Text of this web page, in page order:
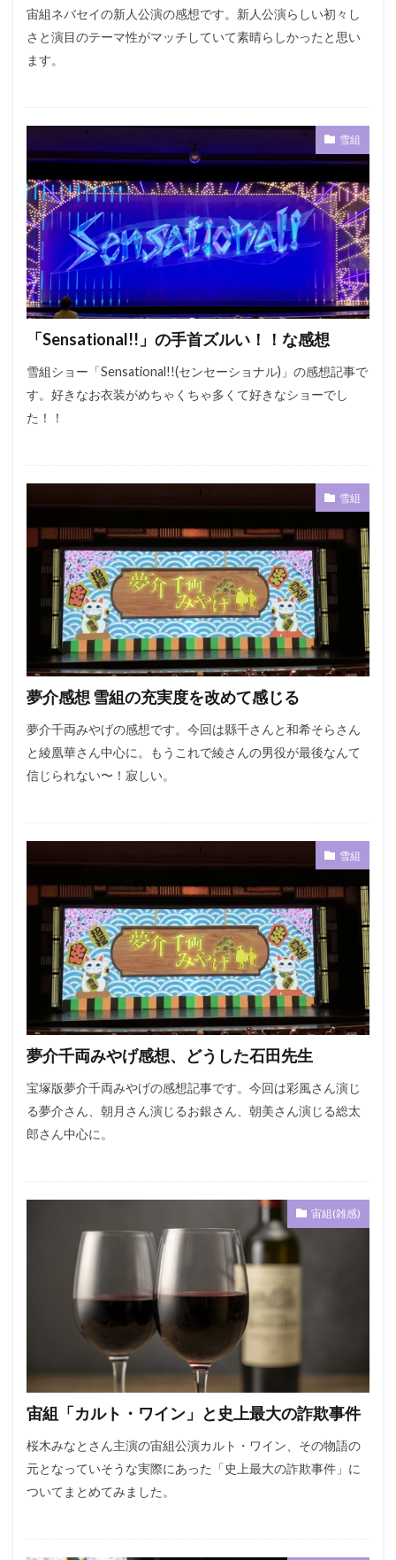
宙組ネバセイの新人公演の感想です。新人公演らしい初々し
さと演目のテーマ性がマッチしていて素晴らしかったと思い
ます。
雪組
「Sensational!!」の手首ズルい！！な感想
雪組ショー「Sensational!!(センセーショナル)」の感想記事で
す。好きなお衣装がめちゃくちゃ多くて好きなショーでし
た！！
雪組
夢介感想 雪組の充実度を改めて感じる
夢介千両みやげの感想です。今回は縣千さんと和希そらさん
と綾凰華さん中心に。もうこれで綾さんの男役が最後なんて
信じられない〜！寂しい。
雪組
夢介千両みやげ感想、どうした石田先生
宝塚版夢介千両みやげの感想記事です。今回は彩風さん演じ
る夢介さん、朝月さん演じるお銀さん、朝美さん演じる総太
郎さん中心に。
宙組(雑感)
宙組「カルト・ワイン」と史上最大の詐欺事件
桜木みなとさん主演の宙組公演カルト・ワイン、その物語の
元となっていそうな実際にあった「史上最大の詐欺事件」に
ついてまとめてみました。